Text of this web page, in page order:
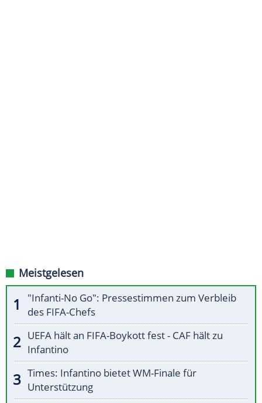
Meistgelesen
"Infanti-No Go": Pressestimmen zum Verbleib
des FIFA-Chefs
UEFA hält an FIFA-Boykott fest - CAF hält zu
Infantino
Times: Infantino bietet WM-Finale für
Unterstützung